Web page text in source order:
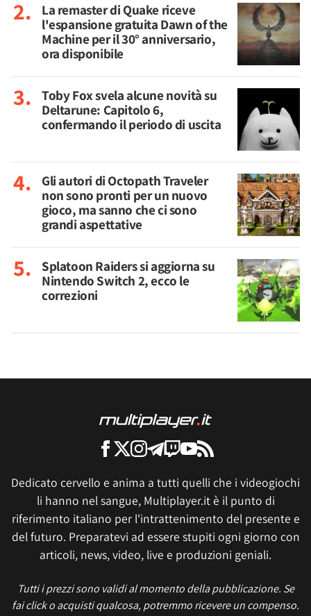
La remaster di Quake riceve
l'espansione gratuita Dawn of the
Machine per il 30° anniversario,
ora disponibile
Toby Fox svela alcune novità su
Deltarune: Capitolo 6,
confermando il periodo di uscita
Gli autori di Octopath Traveler
non sono pronti per un nuovo
gioco, ma sanno che ci sono
grandi aspettative
Splatoon Raiders si aggiorna su
Nintendo Switch 2, ecco le
correzioni
Dedicato cervello e anima a tutti quelli che i videogiochi
li hanno nel sangue, Multiplayer.it è il punto di
riferimento italiano per l'intrattenimento del presente e
del futuro. Preparatevi ad essere stupiti ogni giorno con
articoli, news, video, live e produzioni geniali.
Tutti i prezzi sono validi al momento della pubblicazione. Se
fai click o acquisti qualcosa, potremmo ricevere un compenso.